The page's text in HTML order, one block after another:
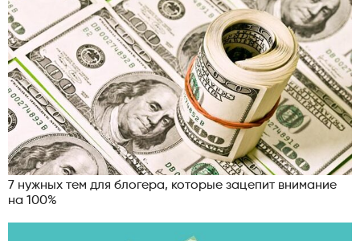
7 нужных тем для блогера, которые зацепит внимание
на 100%